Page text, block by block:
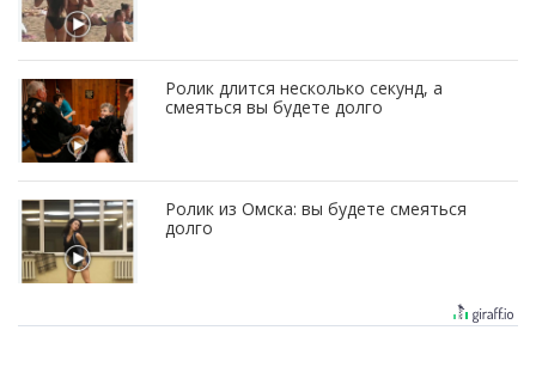
Ролик длится несколько секунд, а
смеяться вы будете долго
Ролик из Омска: вы будете смеяться
долго